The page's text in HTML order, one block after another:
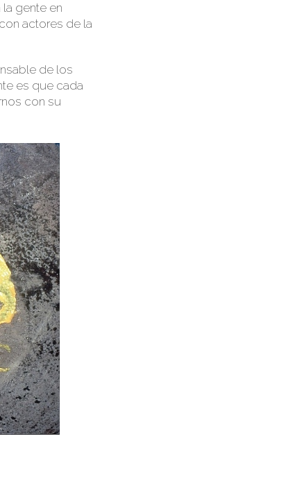
gente en
actores de la
de los
es que cada
con su